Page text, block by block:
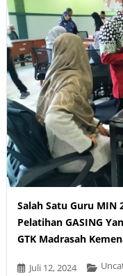
Salah Satu Guru
Pelatihan GASING
GTK Madrasah
Juli 12, 2024